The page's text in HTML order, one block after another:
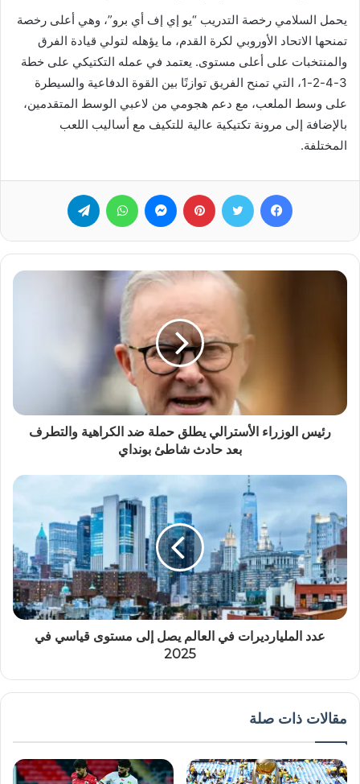
يحمل السلامي رخصة التدريب “يو إي إف أي برو”، وهي أعلى رخصة
تمنحها الاتحاد الأوروبي لكرة القدم، ما يؤهله لتولي قيادة الفرق
والمنتخبات على أعلى مستوى. يعتمد في عمله التكتيكي على خطة
3-4-2-1، التي تمنح الفريق توازنًا بين القوة الدفاعية والسيطرة
على وسط الملعب، مع دعم هجومي من لاعبي الوسط المتقدمين،
بالإضافة إلى مرونة تكتيكية عالية للتكيف مع أساليب اللعب
المختلفة.
فيسبوك تويتر بينتيريست ماسنجر واتساب
رئيس الوزراء الأسترالي يطلق حملة ضد الكراهية والتطرف
بعد حادث شاطئ بونداي
عدد المليارديرات في العالم يصل إلى مستوى قياسي في
2025
مقالات ذات صلة